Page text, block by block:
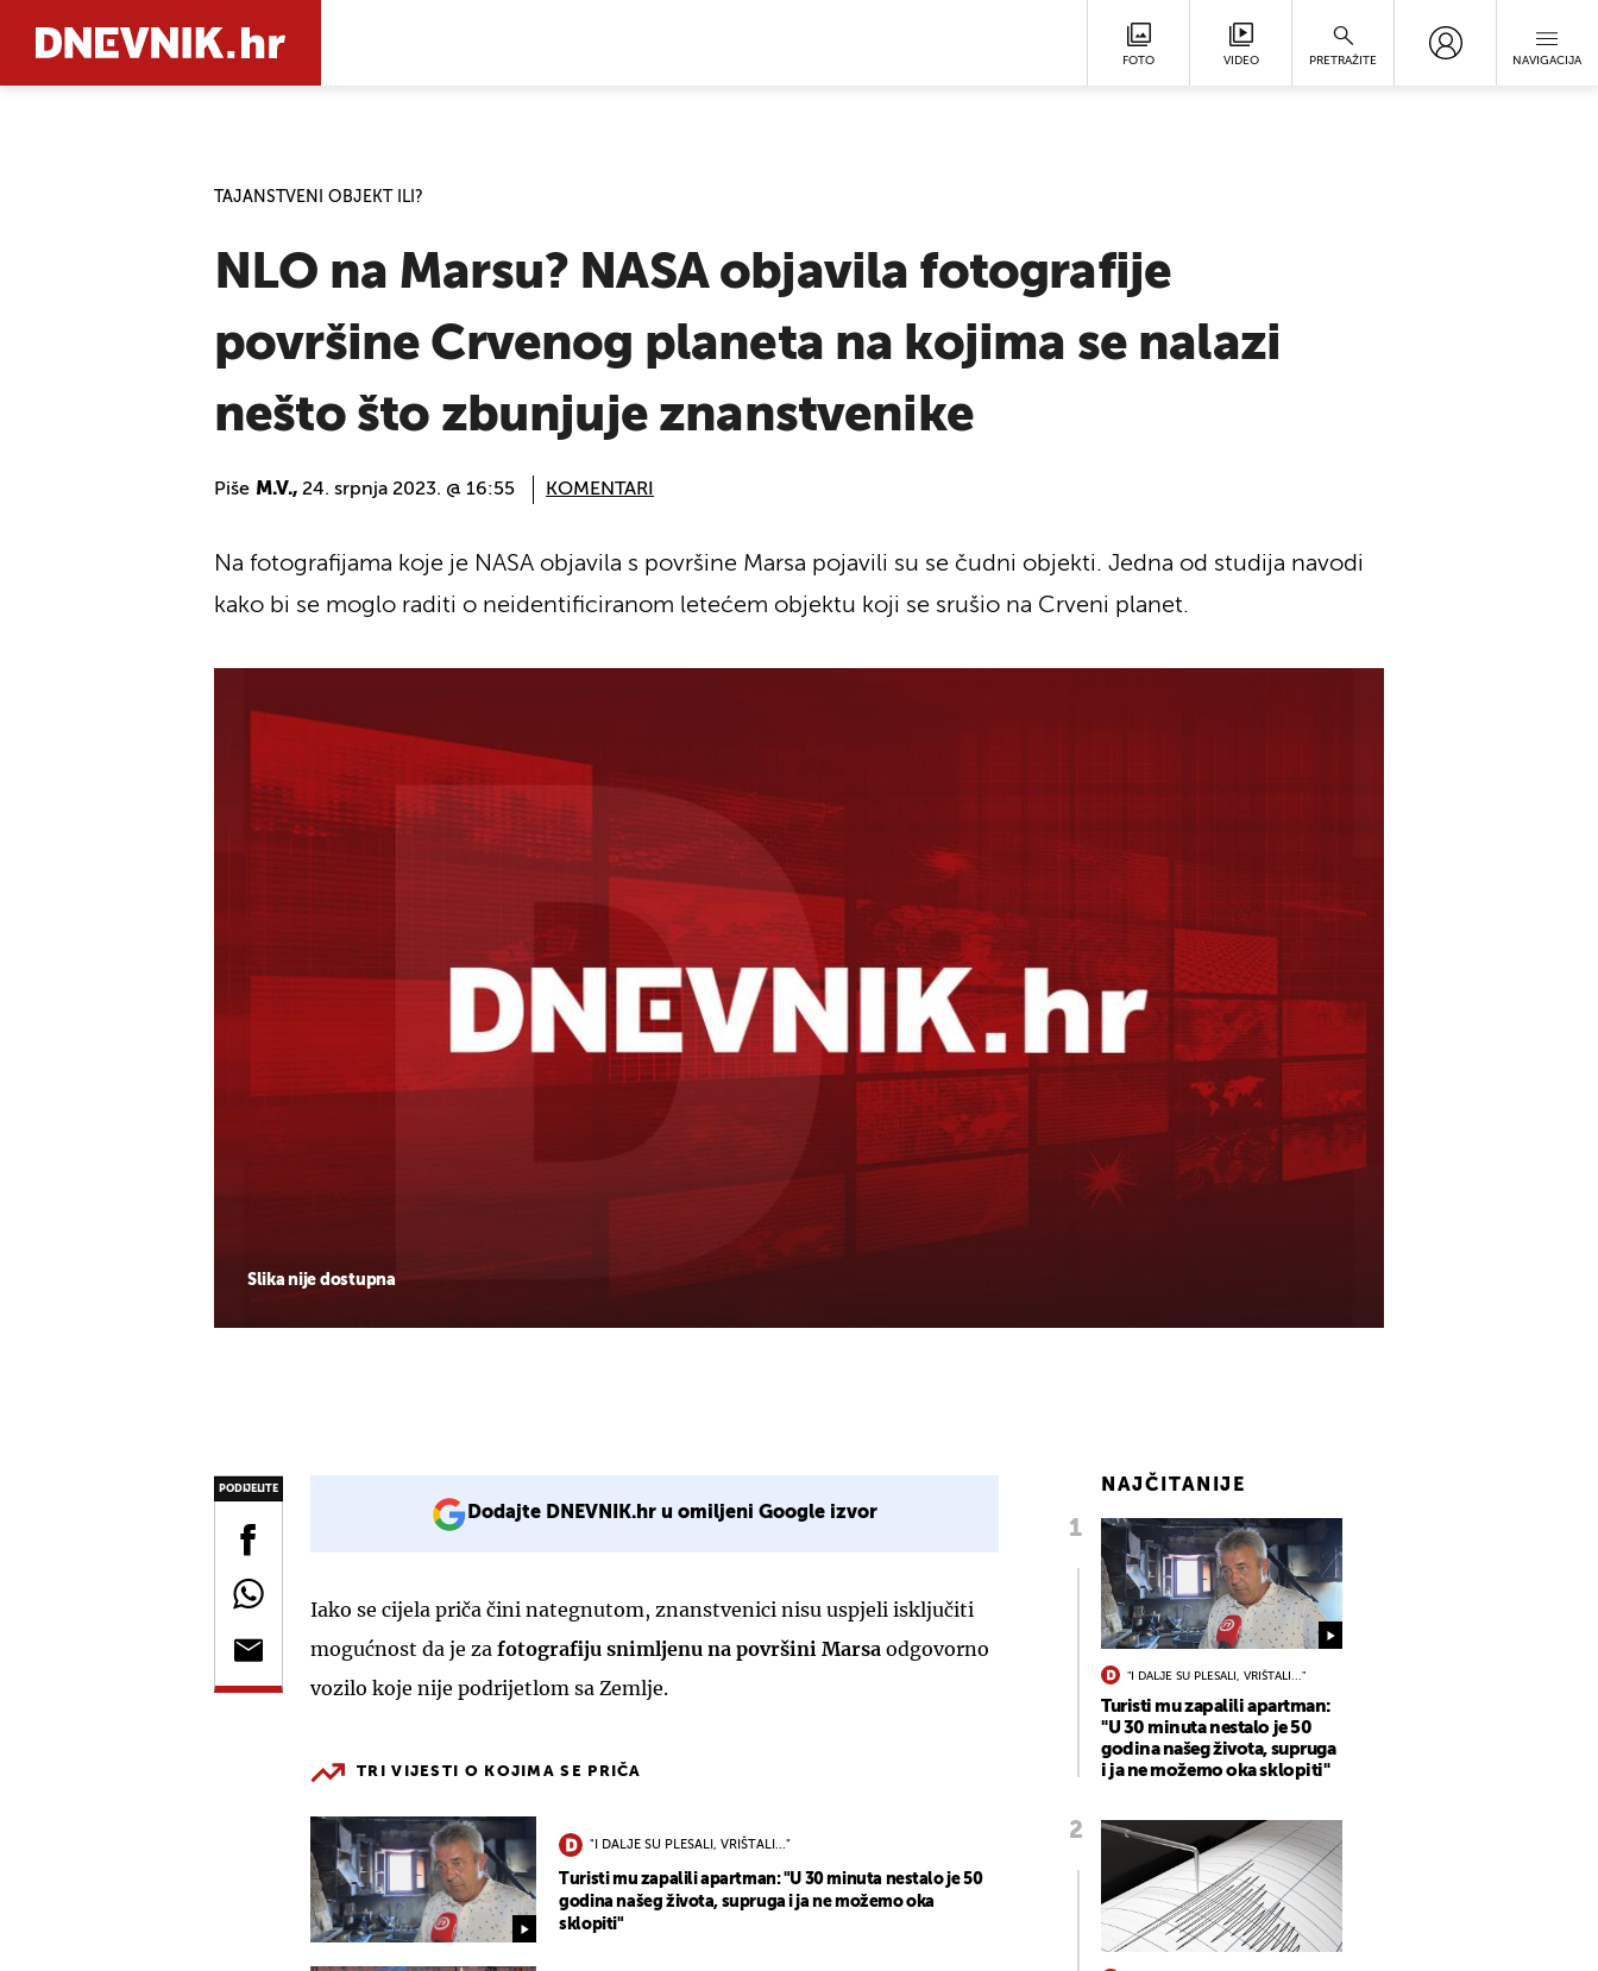
FOTO VIDEO PRETRAŽITE NAVIGACIJA
TAJANSTVENI OBJEKT ILI?
NLO na Marsu? NASA objavila fotografije
površine Crvenog planeta na kojima se nalazi
nešto što zbunjuje znanstvenike
Piše M.V., 24. srpnja 2023. @ 16:55 KOMENTARI
Slika nije dostupna
Na fotografijama koje je NASA objavila s površine Marsa pojavili su se čudni objekti. Jedna od studija navodi
kako bi se moglo raditi o neidentificiranom letećem objektu koji se srušio na Crveni planet.
PODIJELITE
Dodajte DNEVNIK.hr u omiljeni Google izvor
Iako se cijela priča čini nategnutom, znanstvenici nisu uspjeli isključiti
mogućnost da je za fotografiju snimljenu na površini Marsa odgovorno
vozilo koje nije podrijetlom sa Zemlje.
TRI VIJESTI O KOJIMA SE PRIČA
"I DALJE SU PLESALI, VRIŠTALI..."
Turisti mu zapalili apartman: "U 30 minuta nestalo je 50
godina našeg života, supruga i ja ne možemo oka
sklopiti"
NAJČITANIJE
"I DALJE SU PLESALI, VRIŠTALI..."
Turisti mu zapalili apartman:
"U 30 minuta nestalo je 50
godina našeg života, supruga
i ja ne možemo oka sklopiti"